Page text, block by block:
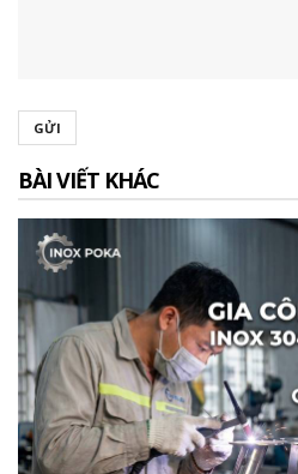
GỬI
BÀI VIẾT KHÁC